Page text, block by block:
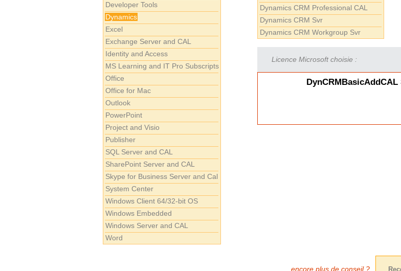
Developer Tools
Dynamics
Excel
Exchange Server and CAL
Identity and Access
MS Learning and IT Pro Subscripts
Office
Office for Mac
Outlook
PowerPoint
Project and Visio
Publisher
SQL Server and CAL
SharePoint Server and CAL
Skype for Business Server and Cal
System Center
Windows Client 64/32-bit OS
Windows Embedded
Windows Server and CAL
Word
Dynamics CRM Professional CAL
Dynamics CRM Svr
Dynamics CRM Workgroup Svr
Licence Microsoft choisie :
encore plus de conseil ?